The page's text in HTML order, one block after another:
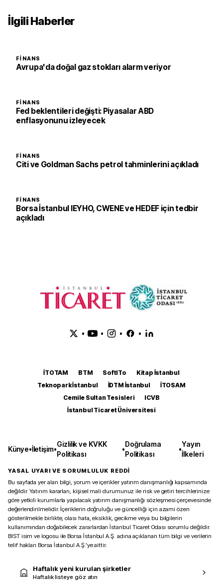
İlgili Haberler
FINANS
Avrupa'da doğal gaz stokları alarm veriyor
FINANS
Fed beklentileri değişti: Piyasalar ABD
enflasyonunu izleyecek
FINANS
Citi ve Goldman Sachs petrol tahminlerini açıkladı
FINANS
Borsa İstanbul IEYHO, CWENE ve HEDEF için tedbir
açıkladı
• • • •
İTOTAM BTM SoftITo
Kitap İstanbul
Teknopark İstanbul
İDTM İstanbul
İTOSAM
Cemile Sultan Tesisleri
ICVB
İstanbul Ticaret Üniversitesi
Künye•İletişim•
Gizlilik ve KVKK
Politikası
•
Doğrulama
Politikası
•
Yayın
İlkeleri
YASAL UYARI VE SORUMLULUK REDDİ
Bu sayfada yer alan bilgi, yorum ve içerikler yatırım danışmanlığı kapsamında
değildir. Yatırım kararları, kişisel mali durumunuz ile risk ve getiri tercihlerinize
göre yetkili kurumlarla yapılacak yatırım danışmanlığı sözleşmesi çerçevesinde
değerlendirilmelidir. İçeriklerin doğruluğu ve güncelliği için azami özen
gösterilmekle birlikte, olası hata, eksiklik, gecikme veya bu bilgilerin
kullanımından doğabilecek zararlardan İstanbul Ticaret Odası sorumlu değildir.
BIST isim ve logosu ile Borsa İstanbul A.Ş. adına açıklanan tüm bilgi ve verilerin
telif hakları Borsa İstanbul A.Ş.’ye aittir.
Haftalık yeni kurulan şirketler
Haftalık listeye göz atın